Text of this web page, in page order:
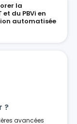
la
du PBVi en
automatisée
?
avancées